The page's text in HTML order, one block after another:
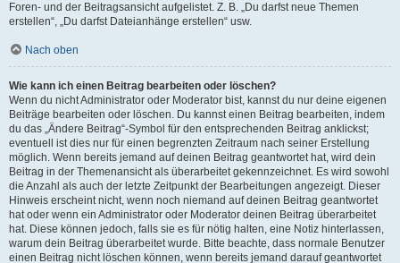
Foren- und der Beitragsansicht aufgelistet. Z. B. „Du darfst neue Themen
erstellen“, „Du darfst Dateianhänge erstellen“ usw.
Nach oben
Wie kann ich einen Beitrag bearbeiten oder löschen?
Wenn du nicht Administrator oder Moderator bist, kannst du nur deine eigenen
Beiträge bearbeiten oder löschen. Du kannst einen Beitrag bearbeiten, indem
du das „Ändere Beitrag“-Symbol für den entsprechenden Beitrag anklickst;
eventuell ist dies nur für einen begrenzten Zeitraum nach seiner Erstellung
möglich. Wenn bereits jemand auf deinen Beitrag geantwortet hat, wird dein
Beitrag in der Themenansicht als überarbeitet gekennzeichnet. Es wird sowohl
die Anzahl als auch der letzte Zeitpunkt der Bearbeitungen angezeigt. Dieser
Hinweis erscheint nicht, wenn noch niemand auf deinen Beitrag geantwortet
hat oder wenn ein Administrator oder Moderator deinen Beitrag überarbeitet
hat. Diese können jedoch, falls sie es für nötig halten, eine Notiz hinterlassen,
warum dein Beitrag überarbeitet wurde. Bitte beachte, dass normale Benutzer
einen Beitrag nicht löschen können, wenn bereits jemand darauf geantwortet